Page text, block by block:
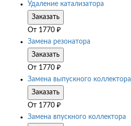
Удаление катализатора
Заказать
От 1770 ₽
Замена резонатора
Заказать
От 1770 ₽
Замена выпускного коллектора
Заказать
От 1770 ₽
Замена впускного коллектора